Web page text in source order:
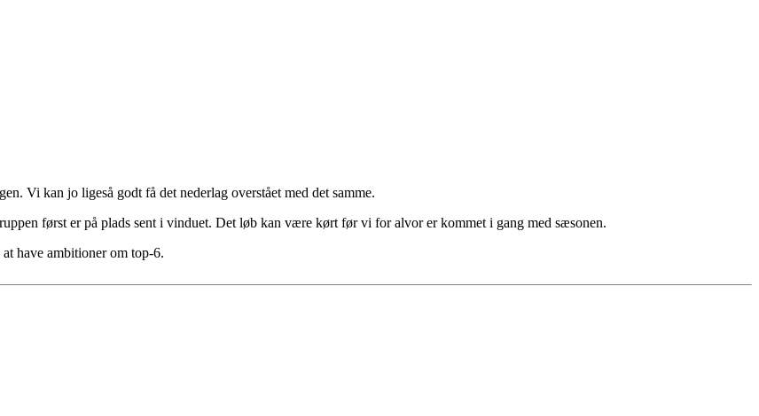
Vi kan jo ligeså godt få det nederlag overstået med det samme.
først er på plads sent i vinduet. Det løb kan være kørt før vi for alvor er kommet i gang med sæsonen.
have ambitioner om top-6.